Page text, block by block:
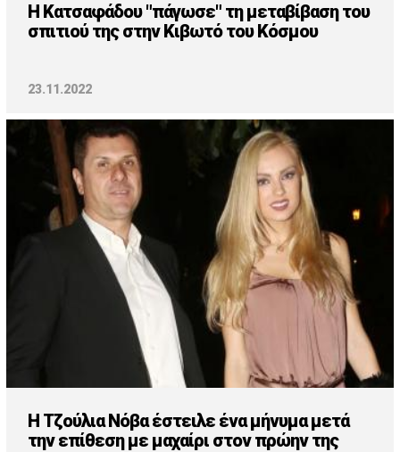
Η Κατσαφάδου "πάγωσε" τη μεταβίβαση του
σπιτιού της στην Κιβωτό του Κόσμου
23.11.2022
H Τζούλια Νόβα έστειλε ένα μήνυμα μετά
την επίθεση με μαχαίρι στον πρώην της